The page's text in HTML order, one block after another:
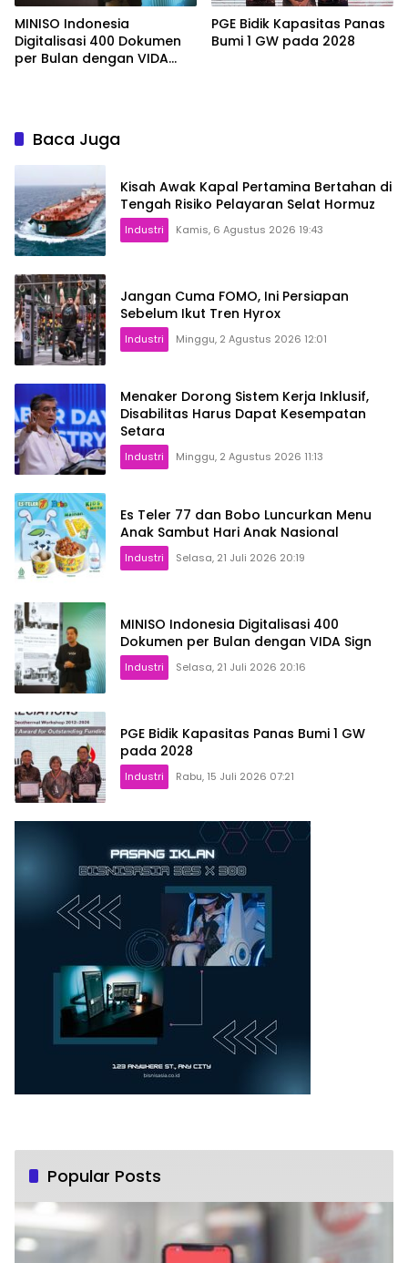
MINISO Indonesia
Digitalisasi 400 Dokumen
per Bulan dengan VIDA
PGE Bidik Kapasitas Panas
Bumi 1 GW pada 2028
Baca Juga
Kisah Awak Kapal Pertamina Bertahan di
Tengah Risiko Pelayaran Selat Hormuz
Industri Kamis, 6 Agustus 2026 19:43
Jangan Cuma FOMO, Ini Persiapan
Sebelum Ikut Tren Hyrox
Industri Minggu, 2 Agustus 2026 12:01
Menaker Dorong Sistem Kerja Inklusif,
Disabilitas Harus Dapat Kesempatan
Setara
Industri Minggu, 2 Agustus 2026 11:13
Es Teler 77 dan Bobo Luncurkan Menu
Anak Sambut Hari Anak Nasional
Industri Selasa, 21 Juli 2026 20:19
MINISO Indonesia Digitalisasi 400
Dokumen per Bulan dengan VIDA Sign
Industri Selasa, 21 Juli 2026 20:16
PGE Bidik Kapasitas Panas Bumi 1 GW
pada 2028
Industri Rabu, 15 Juli 2026 07:21
Popular Posts